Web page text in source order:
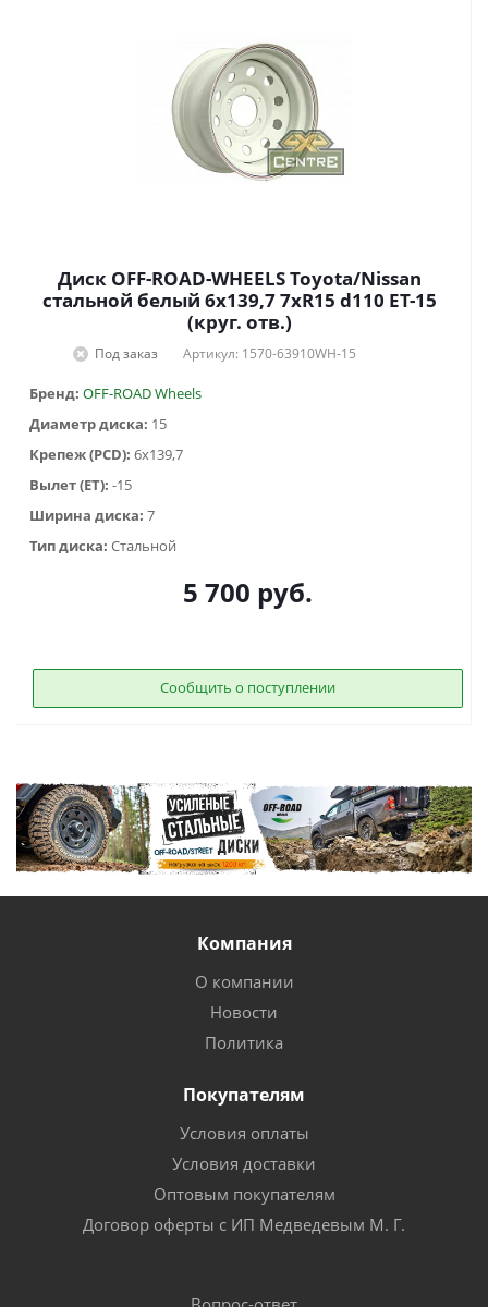
Диск OFF-ROAD-WHEELS Toyota/Nissan
стальной белый 6x139,7 7xR15 d110 ET-15
(круг. отв.)
Под заказ Артикул: 1570-63910WH-15
Бренд: OFF-ROAD Wheels
Диаметр диска: 15
Крепеж (PCD): 6x139,7
Вылет (ET): -15
Ширина диска: 7
Тип диска: Стальной
5 700 руб.
Сообщить о поступлении
Компания
О компании
Новости
Политика
Покупателям
Условия оплаты
Условия доставки
Оптовым покупателям
Договор оферты с ИП Медведевым М. Г.